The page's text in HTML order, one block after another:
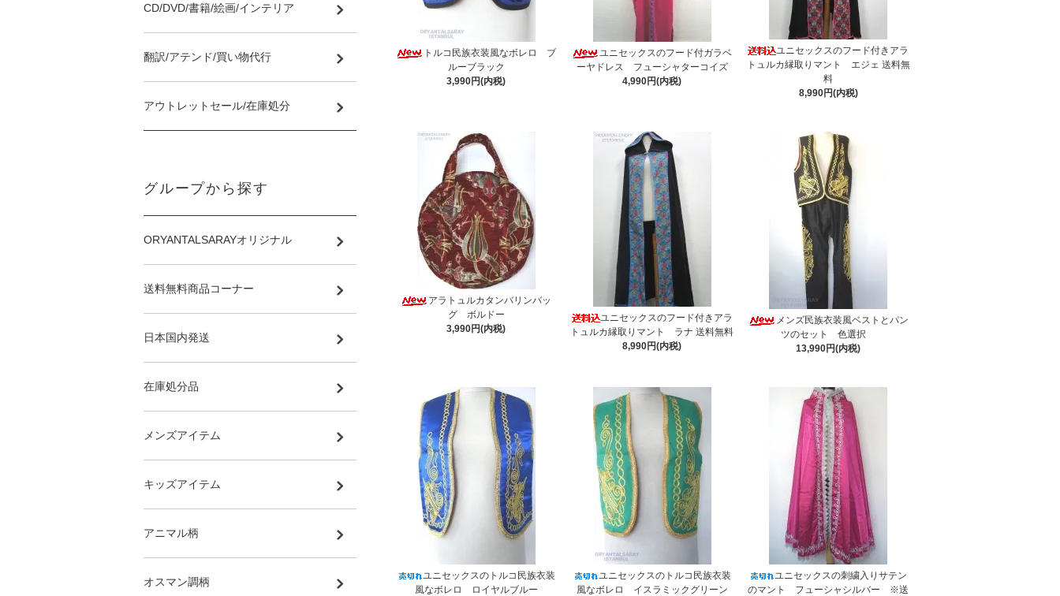
トルコ民族衣装風なボレロ ブ
ルーブラック
3,990円(内税)
ユニセックスのフード付ガラベ
ーヤドレス フューシャターコイズ
4,990円(内税)
ユニセックスのフード付きアラ
トュルカ縁取りマント エジェ 送料無
料
8,990円(内税)
アラトュルカタンバリンバッ
グ ボルドー
3,990円(内税)
ユニセックスのフード付きアラ
トュルカ縁取りマント ラナ 送料無料
8,990円(内税)
メンズ民族衣装風ベストとパン
ツのセット 色選択
13,990円(内税)
ユニセックスのトルコ民族衣装
風なボレロ ロイヤルブルー
ユニセックスのトルコ民族衣装
風なボレロ イスラミックグリーン
ユニセックスの刺繍入りサテン
のマント フューシャシルバー ※送
CD/DVD/書籍/絵画/インテリア
翻訳/アテンド/買い物代行
アウトレットセール/在庫処分
グループから探す
ORYANTALSARAYオリジナル
送料無料商品コーナー
日本国内発送
在庫処分品
メンズアイテム
キッズアイテム
アニマル柄
オスマン調柄